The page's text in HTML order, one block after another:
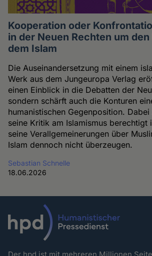
Kooperation oder
in der Neuen Rechten um
dem Islam
Die Auseinandersetzung mit einem
Werk aus dem Jungeuropa Verlag
einen Einblick in die Debatten der
sondern schärft auch die Konturen
humanistischen Gegenposition.
seine Kritik am Islamismus berechtigt
seine Verallgemeinerungen über
Islam dennoch nicht überzeugen.
Sebastian Schnelle
18.06.2026